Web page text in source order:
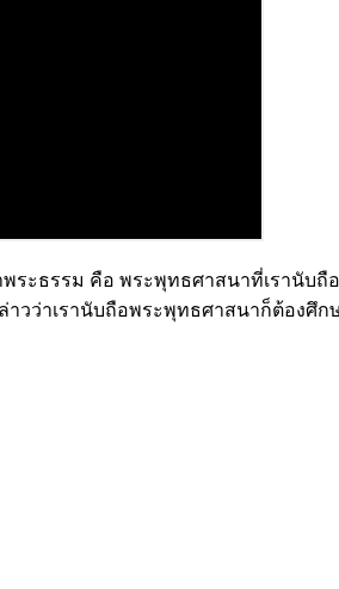
ะธรรม คือ พระพุทธศาสนาที่เรานับถื
าวว่าเรานับถือพระพุทธศาสนาก็ต้องศึ